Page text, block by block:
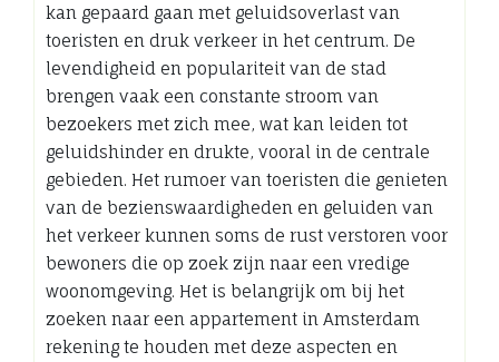
kan gepaard gaan met geluidsoverlast van
toeristen en druk verkeer in het centrum. De
levendigheid en populariteit van de stad
brengen vaak een constante stroom van
bezoekers met zich mee, wat kan leiden tot
geluidshinder en drukte, vooral in de centrale
gebieden. Het rumoer van toeristen die genieten
van de bezienswaardigheden en geluiden van
het verkeer kunnen soms de rust verstoren voor
bewoners die op zoek zijn naar een vredige
woonomgeving. Het is belangrijk om bij het
zoeken naar een appartement in Amsterdam
rekening te houden met deze aspecten en